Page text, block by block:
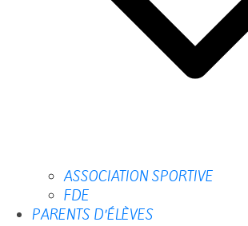
ASSOCIATION SPORTIVE
FDE
PARENTS D’ÉLÈVES